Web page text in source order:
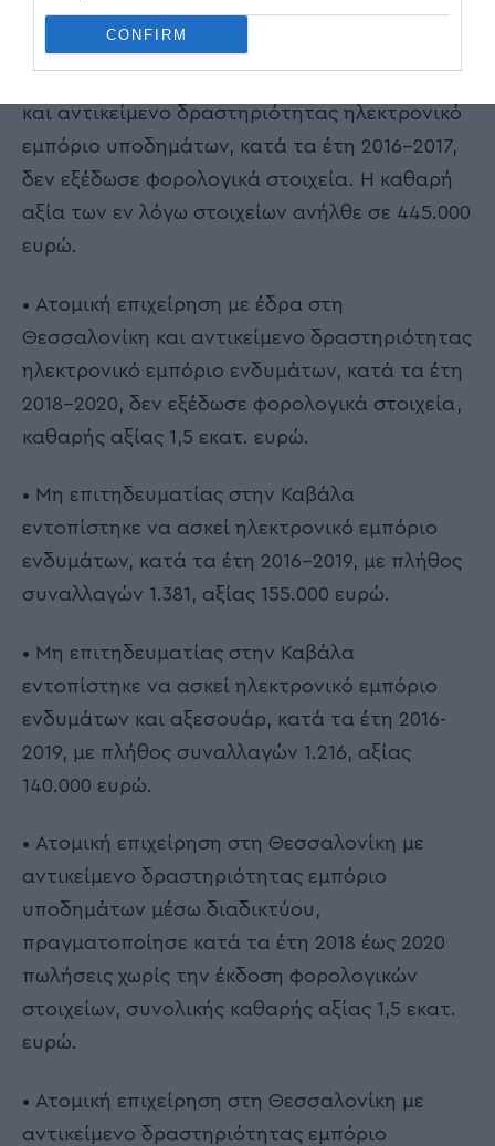
CONFIRM
ευρώ.
και αντικείμενο δραστηριότητας ηλεκτρονικό
εμπόριο υποδημάτων, κατά τα έτη 2016-2017,
δεν εξέδωσε φορολογικά στοιχεία. Η καθαρή
αξία των εν λόγω στοιχείων ανήλθε σε 445.000
ευρώ.
• Ατομική επιχείρηση με έδρα στη
Θεσσαλονίκη και αντικείμενο δραστηριότητας
ηλεκτρονικό εμπόριο ενδυμάτων, κατά τα έτη
2018-2020, δεν εξέδωσε φορολογικά στοιχεία,
καθαρής αξίας 1,5 εκατ. ευρώ.
• Μη επιτηδευματίας στην Καβάλα
εντοπίστηκε να ασκεί ηλεκτρονικό εμπόριο
ενδυμάτων, κατά τα έτη 2016-2019, με πλήθος
συναλλαγών 1.381, αξίας 155.000 ευρώ.
• Μη επιτηδευματίας στην Καβάλα
εντοπίστηκε να ασκεί ηλεκτρονικό εμπόριο
ενδυμάτων και αξεσουάρ, κατά τα έτη 2016-
2019, με πλήθος συναλλαγών 1.216, αξίας
140.000 ευρώ.
• Ατομική επιχείρηση στη Θεσσαλονίκη με
αντικείμενο δραστηριότητας εμπόριο
υποδημάτων μέσω διαδικτύου,
πραγματοποίησε κατά τα έτη 2018 έως 2020
πωλήσεις χωρίς την έκδοση φορολογικών
στοιχείων, συνολικής καθαρής αξίας 1,5 εκατ.
ευρώ.
• Ατομική επιχείρηση στη Θεσσαλονίκη με
αντικείμενο δραστηριότητας εμπόριο